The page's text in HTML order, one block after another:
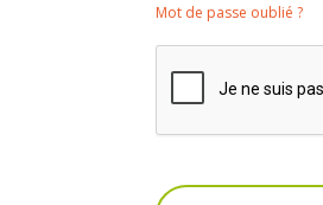
Mot de passe oublié ?